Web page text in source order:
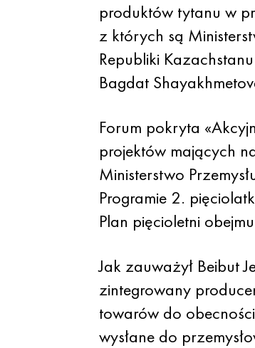
produktów tytanu w
z których są
Republiki
Bagdat
Forum pokryta
projektów mających
Ministerstwo
Programie 2.
Plan pięcioletni
Jak zauważył Beibut
zintegrowany
towarów do
wysłane do